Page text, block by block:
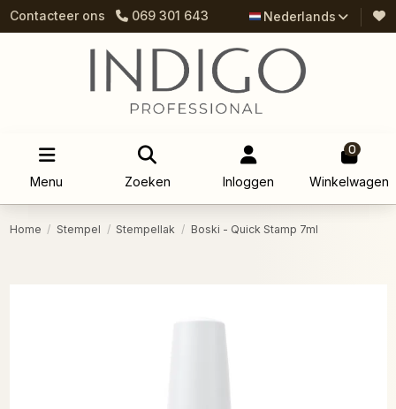
Contacteer ons 069 301 643 Nederlands
Menu Zoeken Inloggen
0
Winkelwagen
Home Stempel Stempellak Boski - Quick Stamp 7ml